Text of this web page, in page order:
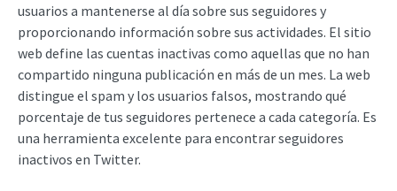
usuarios a mantenerse al día sobre sus seguidores y
proporcionando información sobre sus actividades. El sitio
web define las cuentas inactivas como aquellas que no han
compartido ninguna publicación en más de un mes. La web
distingue el spam y los usuarios falsos, mostrando qué
porcentaje de tus seguidores pertenece a cada categoría. Es
una herramienta excelente para encontrar seguidores
inactivos en Twitter.